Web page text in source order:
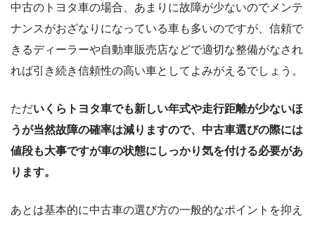
中古のトヨタ車の場合、あまりに故障が少ないのでメンテ
ナンスがおざなりになっている車も多いのですが、信頼で
きるディーラーや自動車販売店などで適切な整備がなされ
れば引き続き信頼性の高い車としてよみがえるでしょう。
ただいくらトヨタ車でも新しい年式や走行距離が少ないほ
うが当然故障の確率は減りますので、中古車選びの際には
値段も大事ですが車の状態にしっかり気を付ける必要があ
ります。
あとは基本的に中古車の選び方の一般的なポイントを抑え